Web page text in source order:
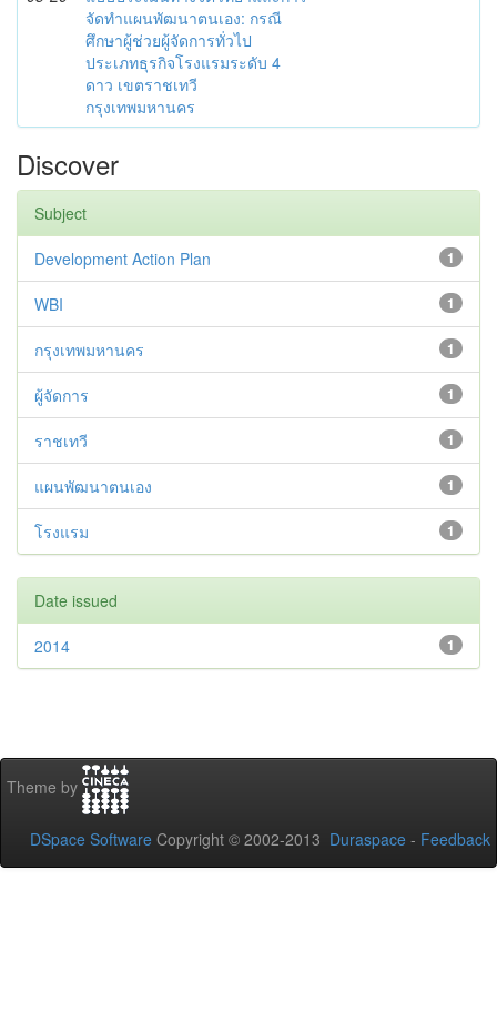
จัดทำแผนพัฒนาตนเอง: กรณี
ศึกษาผู้ช่วยผู้จัดการทั่วไป
ประเภทธุรกิจโรงแรมระดับ 4
ดาว เขตราชเทวี
กรุงเทพมหานคร
Discover
Subject
1
Development Action Plan
1
WBI
1
กรุงเทพมหานคร
1
ผู้จัดการ
1
ราชเทวี
1
แผนพัฒนาตนเอง
1
โรงแรม
Date issued
1
2014
Theme by
DSpace Software Copyright © 2002-2013 Duraspace - Feedback